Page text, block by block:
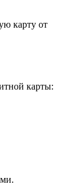
карту от
карты: